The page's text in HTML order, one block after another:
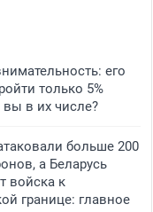
его
только 5%
в их числе?
больше 200
а Беларусь
войска к
границе: главное